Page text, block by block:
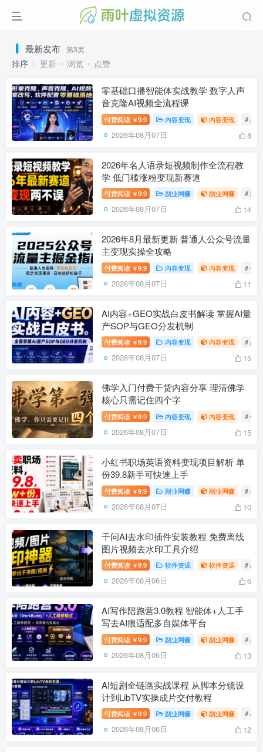
最新发布 第3页
排序 更新 浏览 点赞
零基础口播智能体实战教学 数字人声
音克隆AI视频全流程课
付费阅读 ￥9.9 内容变现 内容变现 # AI
2026年08月07日 8
2026年名人语录短视频制作全流程教
学 低门槛涨粉变现新赛道
付费阅读 ￥9.9 副业网赚 副业网赚 # 涨
2026年08月07日 14
2026年8月最新更新 普通人公众号流量
主变现实操全攻略
付费阅读 ￥9.9 内容变现 内容变现 # 公
2026年08月07日 11
AI内容+GEO实战白皮书解读 掌握AI量
产SOP与GEO分发机制
付费阅读 ￥9.9 内容变现 内容变现 # AI
2026年08月07日 15
佛学入门付费干货内容分享 理清佛学
核心只需记住四个字
付费阅读 ￥9.9 内容变现 内容变现 # 付
2026年08月07日 15
小红书职场英语资料变现项目解析 单
份39.8新手可快速上手
付费阅读 ￥9.9 副业网赚 副业网赚 # 小
2026年08月07日 10
千问AI去水印插件安装教程 免费离线
图片视频去水印工具介绍
付费阅读 ￥9.9 软件资源 软件资源 # AI
2026年08月06日 6
AI写作陪跑营3.0教程 智能体+人工手
写去AI痕适配多自媒体平台
付费阅读 ￥9.9 副业网赚 副业网赚 # AI
2026年08月06日 13
AI短剧全链路实战课程 从脚本分镜设
计到LibTV实操成片交付教程
付费阅读 ￥9.9 副业网赚 副业网赚 # AI
2026年08月06日 12